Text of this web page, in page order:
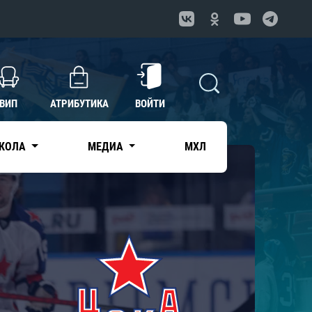
ВИП АТРИБУТИКА ВОЙТИ
МЕДИА МХЛ